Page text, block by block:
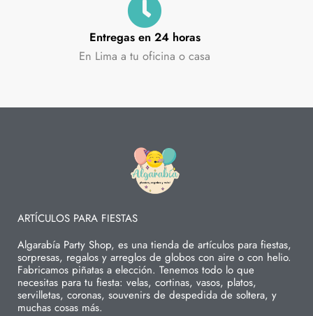
Entregas en 24 horas
En Lima a tu oficina o casa
ARTÍCULOS PARA FIESTAS
Algarabía Party Shop, es una tienda de artículos para fiestas,
sorpresas, regalos y arreglos de globos con aire o con helio.
Fabricamos piñatas a elección. Tenemos todo lo que
necesitas para tu fiesta: velas, cortinas, vasos, platos,
servilletas, coronas, souvenirs de despedida de soltera, y
muchas cosas más.